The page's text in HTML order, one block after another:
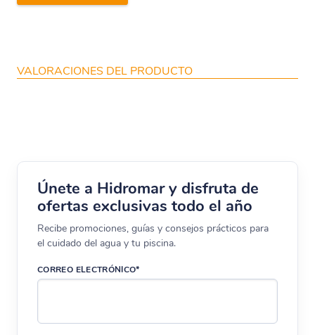
VALORACIONES DEL PRODUCTO
Únete a Hidromar y disfruta de
ofertas exclusivas todo el año
Recibe promociones, guías y consejos prácticos para
el cuidado del agua y tu piscina.
CORREO ELECTRÓNICO*